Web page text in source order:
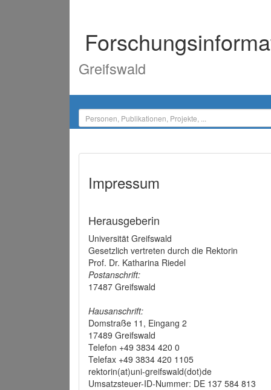
Greifswald
Impressum
Herausgeberin
Universität Greifswald
Gesetzlich vertreten durch die Rektorin
Prof. Dr. Katharina Riedel
Postanschrift:
17487 Greifswald
Hausanschrift:
Domstraße 11, Eingang 2
17489 Greifswald
Telefon +49 3834 420 0
Telefax +49 3834 420 1105
rektorin(at)uni-greifswald(dot)de
Umsatzsteuer-ID-Nummer: DE 137 584 813